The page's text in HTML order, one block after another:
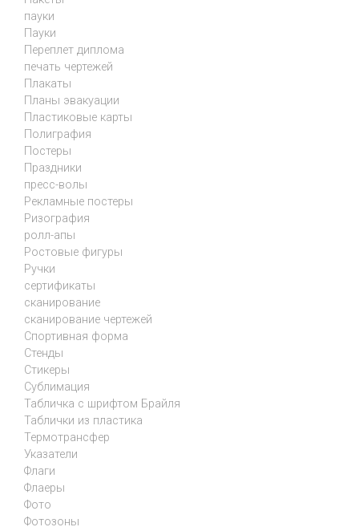
пауки
Пауки
Переплет диплома
печать чертежей
Плакаты
Планы эвакуации
Пластиковые карты
Полиграфия
Постеры
Праздники
пресс-волы
Рекламные постеры
Ризография
ролл-апы
Ростовые фигуры
Ручки
сертификаты
сканирование
сканирование чертежей
Спортивная форма
Стенды
Стикеры
Сублимация
Табличка с шрифтом Брайля
Таблички из пластика
Термотрансфер
Указатели
Флаги
Флаеры
Фото
Фотозоны